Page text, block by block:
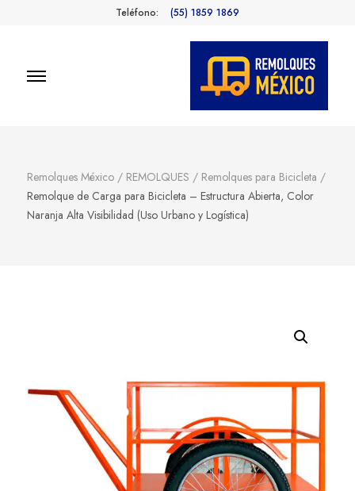
Teléfono: (55) 1859 1869
Remolques México / REMOLQUES / Remolques para Bicicleta /
Remolque de Carga para Bicicleta – Estructura Abierta, Color
Naranja Alta Visibilidad (Uso Urbano y Logística)